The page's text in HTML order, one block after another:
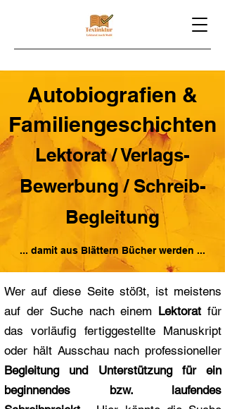
Autobiografien &
Familiengeschichten
Lektorat / Verlags-
Bewerbung / Schreib-
Begleitung
... damit aus Blättern Bücher werden ...
Wer auf diese Seite stößt, ist meistens
auf der Suche nach einem Lektorat für
das vorläufig fertiggestellte Manuskript
oder hält Ausschau nach professioneller
Begleitung und Unterstützung für ein
beginnendes bzw. laufendes